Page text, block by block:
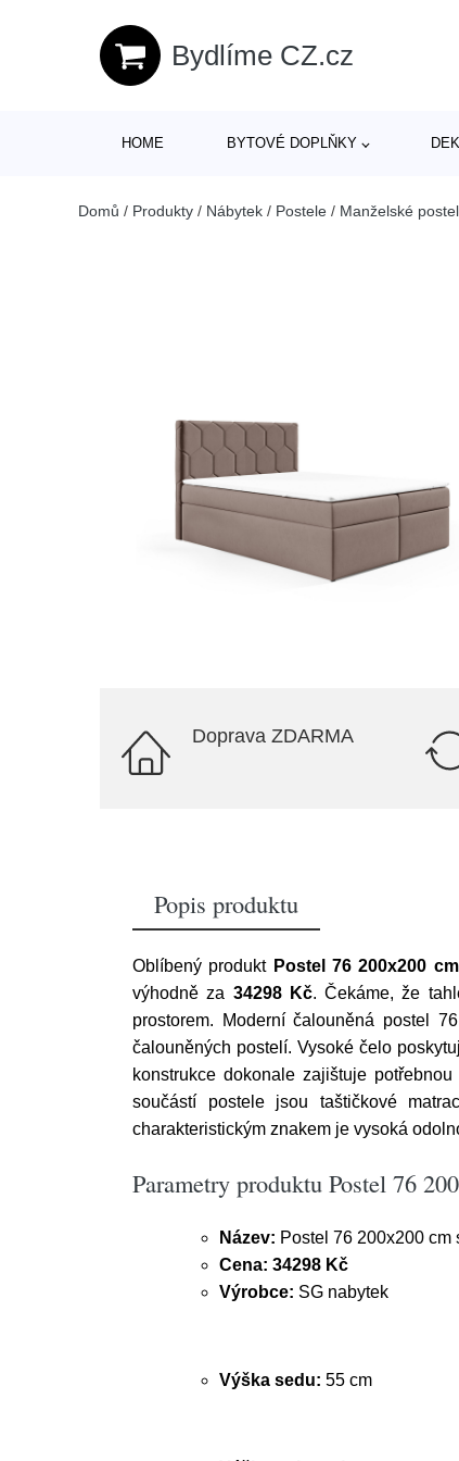
Bydlíme CZ.cz
HOME BYTOVÉ DOPLŇKY
Domů / Produkty / Nábytek / Postele / Manželské
Doprava ZDARMA
Popis produktu
Oblíbený produkt Postel 76 200x200
výhodně za 34298 Kč. Čekáme, že
prostorem. Moderní čalouněná postel
čalouněných postelí. Vysoké čelo
konstrukce dokonale zajištuje
součástí postele jsou taštičkové
charakteristickým znakem je vysoká
Parametry produktu Postel 76
Název: Postel 76 200x200 cm
Cena: 34298 Kč
Výrobce: SG nabytek
Výška sedu: 55 cm